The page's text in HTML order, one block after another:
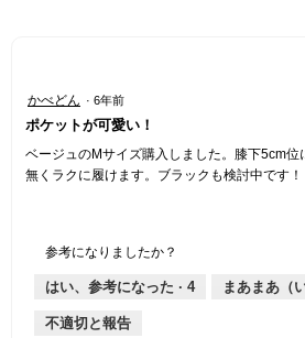
5
／
5
個
かべどん · 6年前
ポケットが可愛い！
ベージュのMサイズ購入しました。膝下5cm位
無くラクに履けます。ブラックも検討中です！
参考になりましたか？
はい、参考になった · 4 まあまあ（
不適切と報告